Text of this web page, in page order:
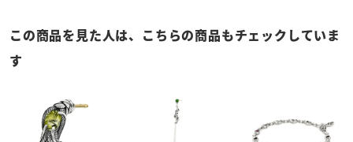
この商品を見た人は、こちらの商品もチェックしていま
す